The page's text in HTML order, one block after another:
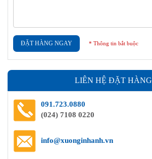
ĐẶT HÀNG NGAY * Thông tin bắt buộc
LIÊN HỆ ĐẶT HÀNG
091.723.0880
(024) 7108 0220
info@xuonginhanh.vn